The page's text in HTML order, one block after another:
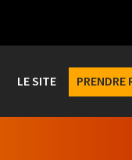
LE SITE PRENDRE